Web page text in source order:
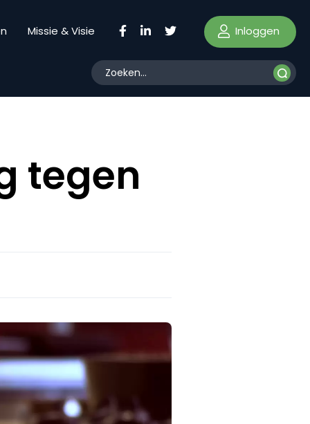
Missie & Visie Inloggen
tegen